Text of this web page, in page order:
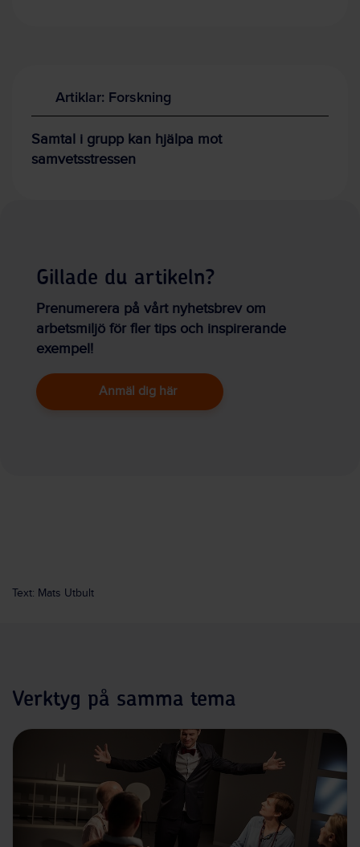
Artiklar: Forskning
Samtal i grupp kan hjälpa mot
samvetsstressen
Gillade du artikeln?
Prenumerera på vårt nyhetsbrev om
arbetsmiljö för fler tips och inspirerande
exempel!
Anmäl dig här
Text: Mats Utbult
Verktyg på samma tema